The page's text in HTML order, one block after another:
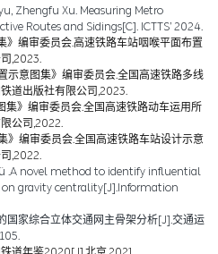
Zhengfu Xu. Measuring Metro
Routes and Sidings[C]. ICTTS’ 2024.
》编审委员会.高速铁路车站咽喉平面布置
,2023.
示意图集》编审委员会.全国高速铁路多线
道出版社有限公司,2023.
集》编审委员会.全国高速铁路动车运用所
公司,2022.
》编审委员会.全国高速铁路车站设计示意
,2022.
.A novel method to identify influential
on gravity centrality[J].Information
国家综合立体交通网主骨架分析[J].交通运